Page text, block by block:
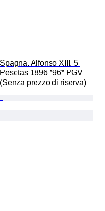
Spagna. Alfonso XIII. 5
Pesetas 1896 *96* PGV
(Senza prezzo di riserva)